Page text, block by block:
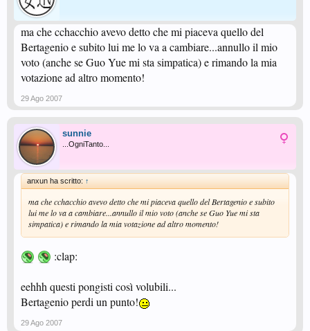
ma che cchacchio avevo detto che mi piaceva quello del
Bertagenio e subito lui me lo va a cambiare...annullo il mio
voto (anche se Guo Yue mi sta simpatica) e rimando la mia
votazione ad altro momento!
29 Ago 2007
sunnie
...OgniTanto...
anxun ha scritto: ↑
ma che cchacchio avevo detto che mi piaceva quello del Bertagenio e subito
lui me lo va a cambiare...annullo il mio voto (anche se Guo Yue mi sta
simpatica) e rimando la mia votazione ad altro momento!
:clap:
eehhh questi pongisti così volubili...
Bertagenio perdi un punto!
29 Ago 2007